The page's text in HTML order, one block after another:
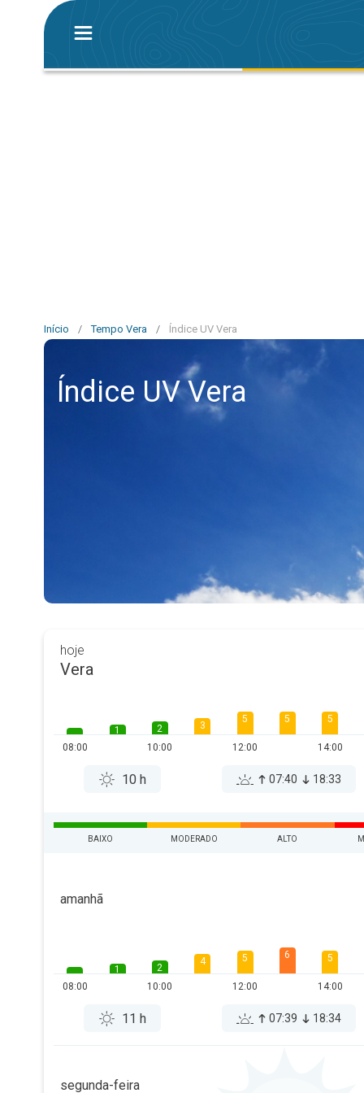
Início / Tempo Vera / Índice UV Vera
Índice UV Vera
hoje
Vera
08:00
1
2
10:00
3
5
12:00
5 5
14:00
10 h 07:40 18:33
BAIXO MODERADO ALTO
amanhã
08:00
1
2
10:00
4 5
12:00
6 5
14:00
11 h 07:39 18:34
segunda-feira